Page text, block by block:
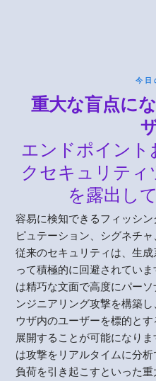
今日
重大な盲点に
エンドポイント
クセキュリテ
を露出し
容易に検知できるフィッシ
ピュテーション、シグネチ
従来のセキュリティは、生
って積極的に回避されてい
は精巧な文面で高度にパー
ンジニアリング攻撃を構築
ウザ内のユーザーを標的と
展開することが可能になり
は攻撃をリアルタイムに分
負荷を引き起こすといった